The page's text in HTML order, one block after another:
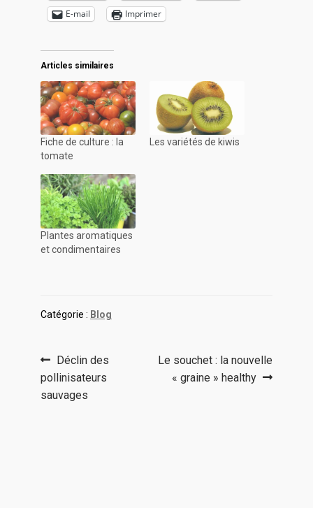
E-mail
Imprimer
Articles similaires
Fiche de culture : la
tomate
Les variétés de kiwis
Plantes aromatiques
et condimentaires
Catégorie : Blog
Navigation
de
Article
précédent :
Déclin des
pollinisateurs
sauvages
Article
suivant :
Le souchet : la nouvelle
« graine » healthy